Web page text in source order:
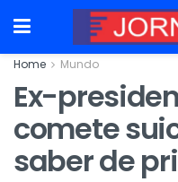
Home Mundo
Ex-
comete
saber de